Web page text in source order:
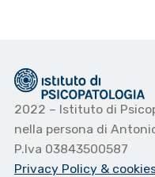
2022 – Istituto di
nella persona di
P.Iva 03843500587
Privacy Policy &